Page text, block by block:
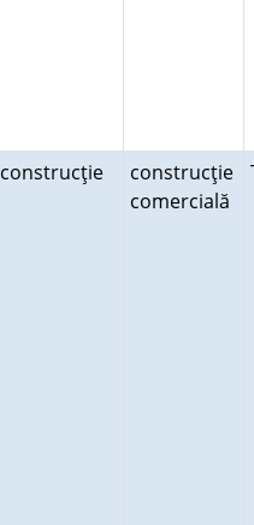
construcţie
construcţie
comercială